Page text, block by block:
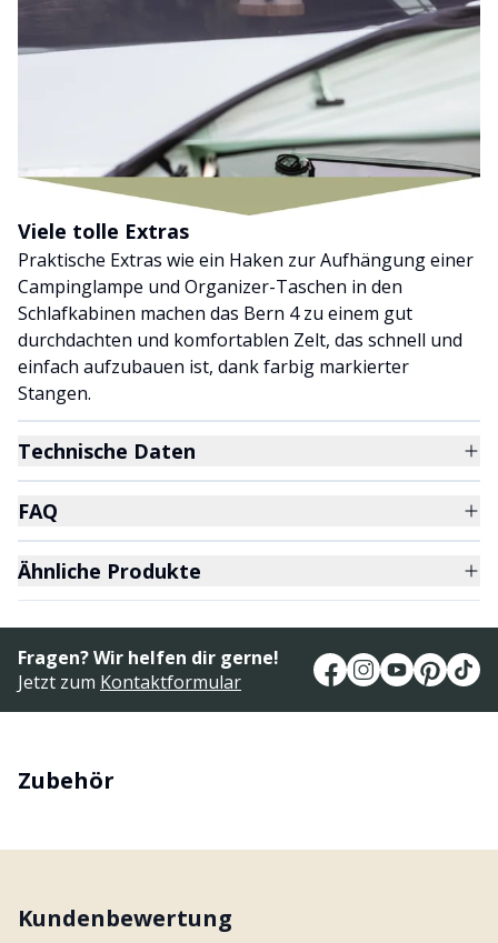
Viele tolle Extras
Praktische Extras wie ein Haken zur Aufhängung einer
Campinglampe und Organizer-Taschen in den
Schlafkabinen machen das Bern 4 zu einem gut
durchdachten und komfortablen Zelt, das schnell und
einfach aufzubauen ist, dank farbig markierter
Stangen.
Technische Daten
FAQ
Ähnliche Produkte
Fragen? Wir helfen dir gerne!
Jetzt zum Kontaktformular
Zubehör
Kundenbewertung